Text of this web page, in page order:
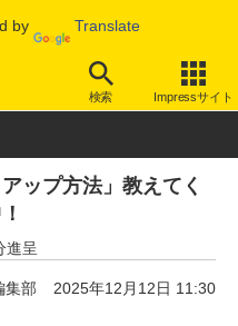
by Translate
検索 Impressサイト
ップ方法」教えてく
進呈
集部 2025年12月12日 11:30